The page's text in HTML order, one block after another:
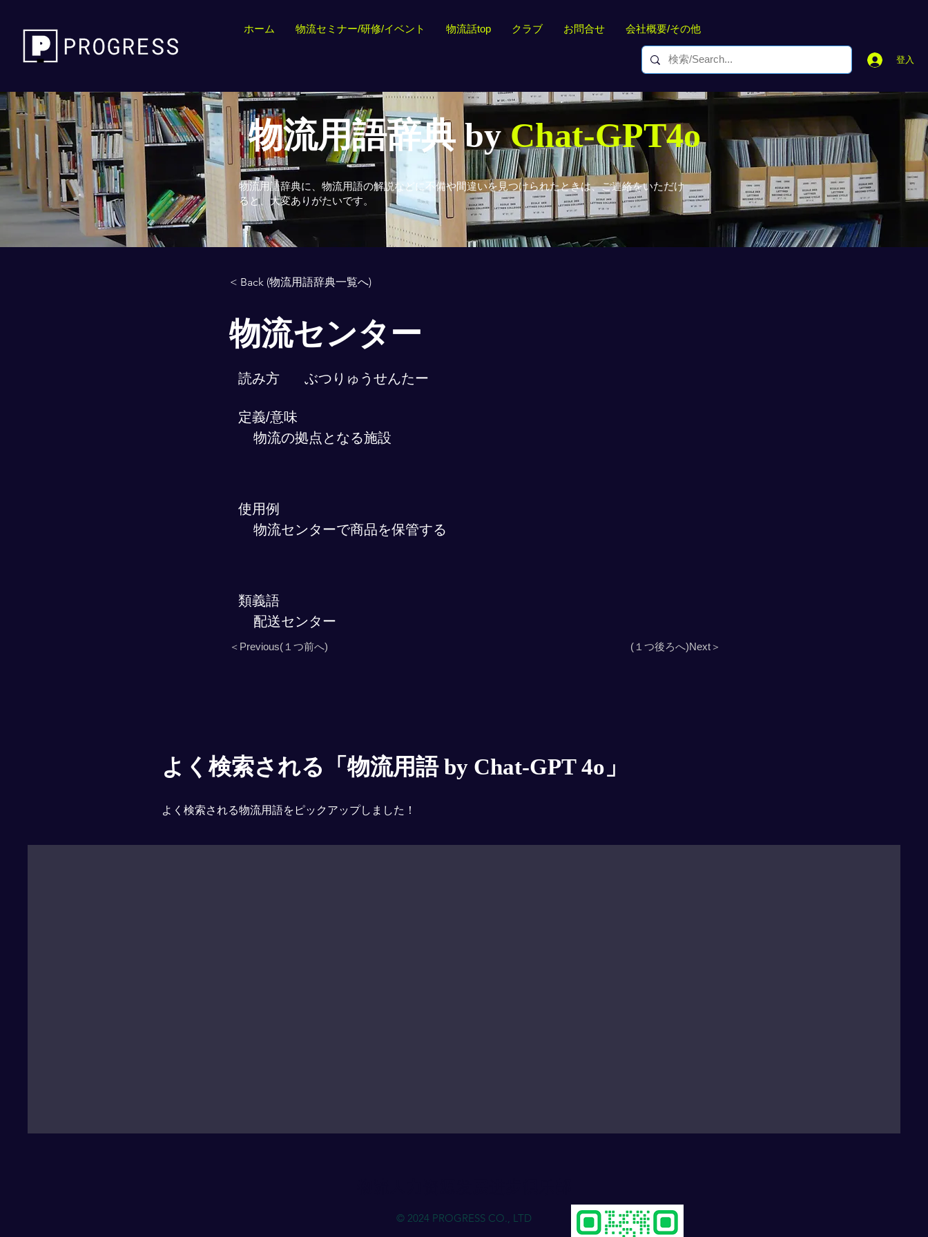
ホーム 物流セミナー/研修/イベント 物流話top クラブ お問合せ 会社概要/その他
登入
物流用語辞典 byChat-GPT4o
物流用語辞典に、物流用語の解説などに不備や間違いを見つけられたときは、ご連絡をいただけ
ると、大変ありがたいです。
< Back (物流用語辞典一覧へ)
物流センター
読み方 ぶつりゅうせんたー
定義/意味
物流の拠点となる施設
使用例
物流センターで商品を保管する
類義語
配送センター
＜Previous(１つ前へ) (１つ後ろへ)Next＞
よく検索される「物流用語 by Chat-GPT 4o」
よく検索される物流用語をピックアップしました！
© 2024 PROGRESS CO., LTD